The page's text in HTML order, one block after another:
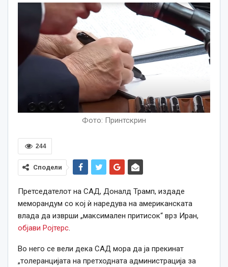
Фото: Принтскрин
244
Сподели
Претседателот на САД, Доналд Трамп, издаде
меморандум со кој ѝ наредува на американската
влада да изврши „максимален притисок“ врз Иран,
објави Ројтерс.
Во него се вели дека САД мора да ја прекинат
„толеранцијата на претходната администрација за